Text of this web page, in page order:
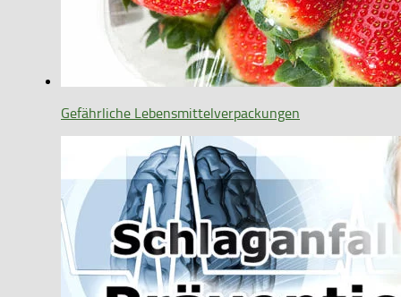
Gefährliche Lebensmittelverpackungen